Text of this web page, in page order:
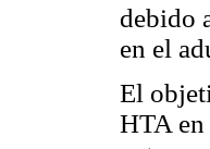
debido
en el
El
HTA